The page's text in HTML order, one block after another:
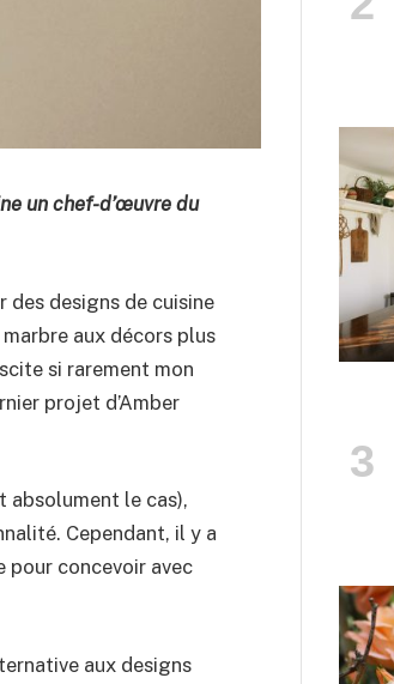
un chef-d’œuvre du
des designs de cuisine
aux décors plus
si rarement mon
projet d’Amber
absolument le cas),
Cependant, il y a
pour concevoir avec
aux designs